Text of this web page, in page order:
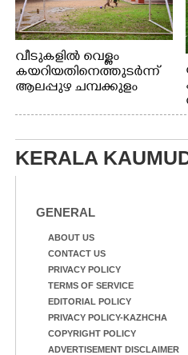
വീടുകളിൽ വെള്ളം
കയറിയതിനെത്തുടർന്ന്
ആലപ്പുഴ ചമ്പക്കുളം
പോരൂക്കര സെൻട്രൽ
ക്യാമ്പിലെത്തിയവർ
വസ്ത്രങ്ങൾ
ഉണക്കാനിട്ടിരിക്കുന്ന
ഫുട്ബോൾ കളികളിൽ
കുട്ടികൾ
KERALA
GENERAL
ABOUT US
CONTACT US
PRIVACY POLICY
TERMS OF SERVICE
EDITORIAL POLICY
PRIVACY POLICY-KAZHCHA
COPYRIGHT POLICY
ADVERTISEMENT DISCLAIMER